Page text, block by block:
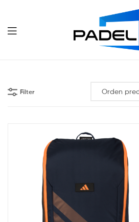
Ecuador
Filter